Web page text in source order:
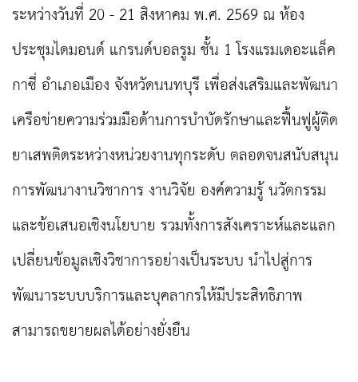
ระหว่างวันที่ 20 - 21 สิงหาคม พ.ศ. 2569 ณ ห้อง
ประชุมไดมอนด์ แกรนด์บอลรูม ชั้น 1 โรงแรมเดอะแล็ค
กาซี่ อำเภอเมือง จังหวัดนนทบุรี เพื่อส่งเสริมและพัฒนา
เครือข่ายความร่วมมือด้านการบำบัดรักษาและฟื้นฟูผู้ติด
ยาเสพติดระหว่างหน่วยงานทุกระดับ ตลอดจนสนับสนุน
การพัฒนางานวิชาการ งานวิจัย องค์ความรู้ นวัตกรรม
และข้อเสนอเชิงนโยบาย รวมทั้งการสังเคราะห์และแลก
เปลี่ยนข้อมูลเชิงวิชาการอย่างเป็นระบบ นำไปสู่การ
พัฒนาระบบบริการและบุคลากรให้มีประสิทธิภาพ
สามารถขยายผลได้อย่างยั่งยืน